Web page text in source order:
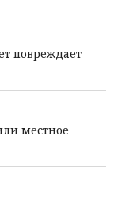
повреждает
местное